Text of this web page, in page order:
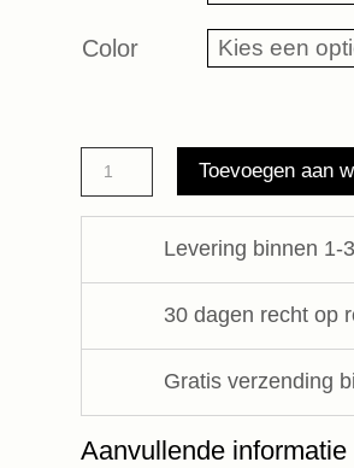
Color
Philippa
knitted
sweater
Sophie
Toevoegen aan
Levering binnen 1-
30 dagen recht op
Gratis verzending
Aanvullende informatie